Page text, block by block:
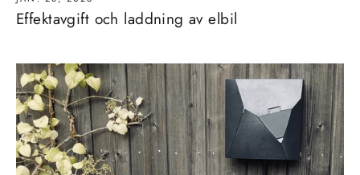
Effektavgift och laddning av elbil